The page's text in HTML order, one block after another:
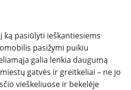
ką pasiūlyti ieškantiesiems
pasižymi puikiu
galia lenkia daugumą
gatvės ir greitkeliai – ne jo
vieškeliuose ir bekelėje